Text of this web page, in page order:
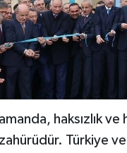
haksızlık
Türkiye ve